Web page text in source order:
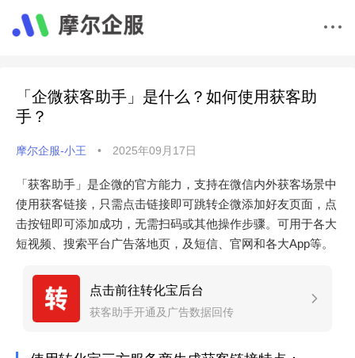
「企微获客助手」是什么？如何使用获客助
手？
摩尔企服-小王 • 2025年09月17日
「获客助手」是企微的官方能力，支持在微信内外获客场景中
使用获客链接，只需点击链接即可跳转企微添加好友页面，点
击按钮即可添加成功，无需扫码或其他操作步骤。可用于各大
短视频、搜索平台广告落地页，及短信、官网和各大App等。
点击前往转化宝后台
获客助手开通及广告数据回传